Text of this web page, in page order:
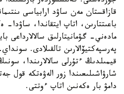
قازاقستان مەن ساۋد ارابياسى
باعىتتارىن، اتاپ ايتقاندا،
مادەني- گۋمانيتارلىق سالالارداعى
پەرسپەكتيۆالارىن تالقىلادى.
قيمىلدىڭ ءتۇرلى سالالارىندا،
شارۋاشىلىعىندا زور الەۋەتكە قول
دامۋ بار ەكەنىن اتاپ ءوتتى.